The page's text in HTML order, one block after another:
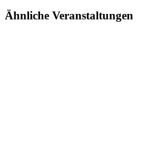
Ähnliche Veranstaltungen